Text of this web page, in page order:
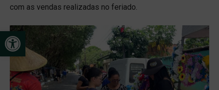
Open toolbar
com as vendas realizadas no feriado.